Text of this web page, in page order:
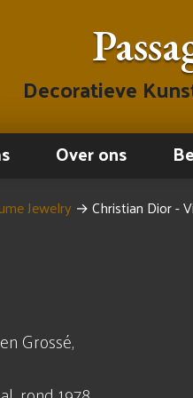
Decoratieve
Over ons
Jewelry →Christian Dior -
Grossé,